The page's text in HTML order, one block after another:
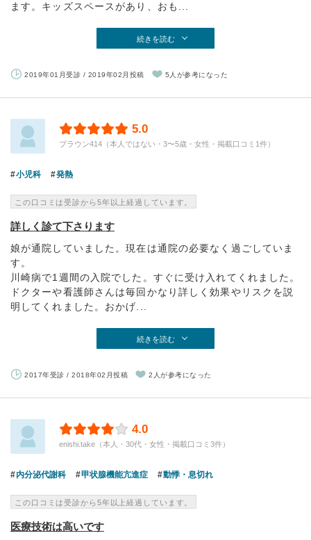
ます。キッズスペースがあり、おも...
続きを読む
2019年01月受診 / 2019年02月投稿 5人が参考になった
5.0
ブラウン414（本人ではない・3〜5歳・女性・掲載口コミ1件）
小児科 発熱
この口コミは受診から5年以上経過しています。
詳しく診て下さります
娘が通院していました。現在は通院の必要なく過ごしていま
す。
川崎病で1週間の入院でした。すぐに受け入れてくれました。
ドクターや看護師さんは毎回かなり詳しく効果やリスクを説
明してくれました。おかげ...
続きを読む
2017年受診 / 2018年02月投稿 2人が参考になった
4.0
enishi.take（本人・30代・女性・掲載口コミ3件）
内分泌代謝科 甲状腺機能亢進症 動悸・息切れ
この口コミは受診から5年以上経過しています。
医療技術は高いです